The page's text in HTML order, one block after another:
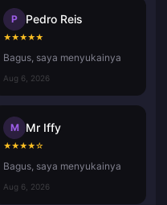
P Pedro Reis
★★★★★
Bagus, saya menyukainya
Aug 6, 2026
M Mr Iffy
★★★★☆
Bagus, saya menyukainya
Aug 6, 2026